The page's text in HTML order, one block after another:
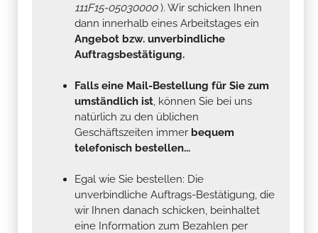
111F15-05030000). Wir schicken Ihnen
dann innerhalb eines Arbeitstages ein
Angebot bzw. unverbindliche
Auftragsbestätigung.
Falls eine Mail-Bestellung für Sie zum
umständlich ist, können Sie bei uns
natürlich zu den üblichen
Geschäftszeiten immer bequem
telefonisch bestellen...
Egal wie Sie bestellen: Die
unverbindliche Auftrags-Bestätigung, die
wir Ihnen danach schicken, beinhaltet
eine Information zum Bezahlen per